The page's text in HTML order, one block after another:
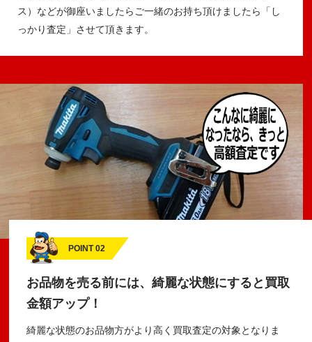
ス）などが御座いましたらご一緒のお持ち頂けましたら「し
っかり査定」させて頂きます。
POINT 02
お品物を売る前には、綺麗な状態にすると買取
金額アップ！
綺麗な状態のお品物方がより高く買取査定の対象となりま